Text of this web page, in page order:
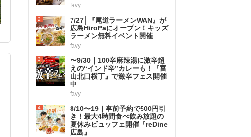
favy
2
7/27│『尾道ラーメンWAN』が
広島HiroPaにオープン！キッズ
ラーメン無料イベント開催
favy
3
〜9/30｜100辛麻辣湯に激辛超
えの“インド辛”カレーも！『富
山北口横丁』で激辛フェス開催
中
favy
4
8/10〜19｜事前予約で500円引
き！最大4時間食べ飲み放題の
夏休みビュッフェ開催『reDine
広島』